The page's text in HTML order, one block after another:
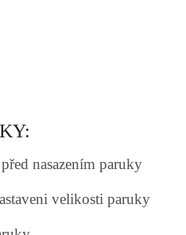
nasazením paruky
velikosti paruky